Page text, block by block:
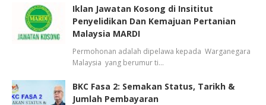
Iklan Jawatan Kosong di Insititut
Penyelidikan Dan Kemajuan Pertanian
Malaysia MARDI
Permohonan adalah dipelawa kepada Warganegara
Malaysia yang berumur ti…
BKC Fasa 2: Semakan Status, Tarikh &
Jumlah Pembayaran